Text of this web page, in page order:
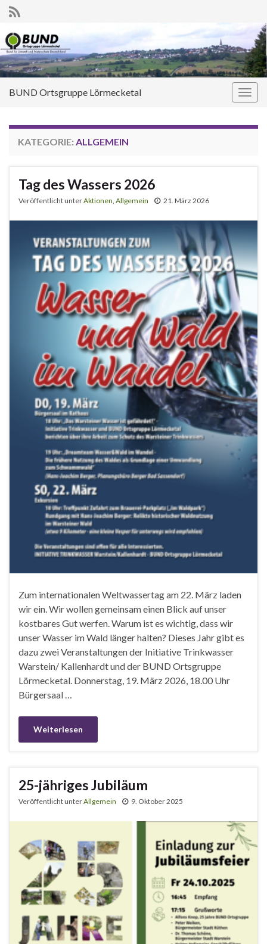
BUND Ortsgruppe Lörmecketal
KATEGORIE: ALLGEMEIN
Tag des Wassers 2026
Veröffentlicht unterAktionen, Allgemein 21. März 2026
Zum internationalen Weltwassertag am 22. März laden
wir ein. Wir wollen gemeinsam einen Blick auf unser
kostbares Gut werfen. Warum ist es wichtig, dass wir
unser Wasser im Wald länger halten? Dieses Jahr gibt es
dazu zwei Veranstaltungen der Initiative Trinkwasser
Warstein/ Kallenhardt und der BUND Ortsgruppe
Lörmecketal. Donnerstag, 19. März 2026, 18.00 Uhr
Bürgersaal …
Weiterlesen
25-jähriges Jubiläum
Veröffentlicht unterAllgemein 9. Oktober 2025